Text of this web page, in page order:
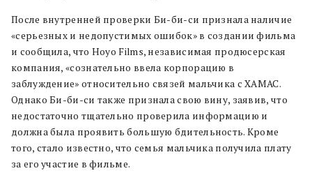
После внутренней проверки Би-би-си признала наличие
«серьезных и недопустимых ошибок» в создании фильма
и сообщила, что Hoyo Films, независимая продюсерская
компания, «сознательно ввела корпорацию в
заблуждение» относительно связей мальчика с ХАМАС.
Однако Би-би-си также признала свою вину, заявив, что
недостаточно тщательно проверила информацию и
должна была проявить большую бдительность. Кроме
того, стало известно, что семья мальчика получила плату
за его участие в фильме.